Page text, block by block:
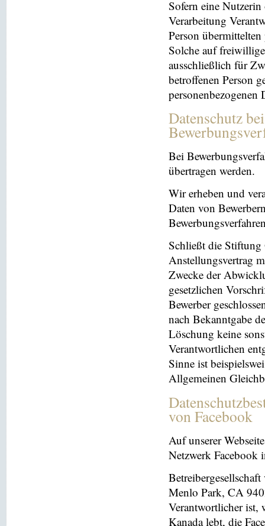
Sofern eine
Verarbeitung
Person übermittelten
Solche auf
ausschließlich für
betroffenen Person
personenbezogenen
Datenschutz
Bei
übertragen werden.
Wir erheben und
Daten von
Schließt die Stiftung
Anstellungsvertrag
Zwecke der
gesetzlichen
Bewerber
nach Bekanntgabe
Löschung keine
Verantwortlichen
Sinne ist
Allgemeinen
von Facebook
Auf unserer
Netzwerk Facebook
Menlo Park, CA
Verantwortlicher ist,
Kanada lebt, die